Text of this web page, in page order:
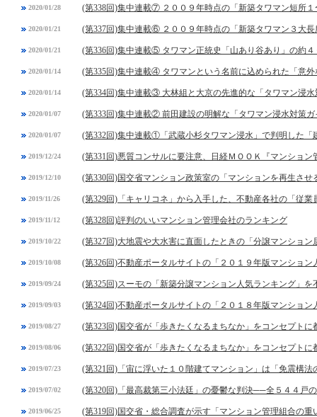
2020/01/28 (第338回)集中連載⑦ ２００９年時点の「新築タワマン短所
2020/01/21 (第337回)集中連載⑥ ２００９年時点の「新築タワマン３大長
2020/01/21 (第336回)集中連載⑤ タワマン正統史「山あり谷あり」の約４
2020/01/14 (第335回)集中連載④ タワマンという名前に込められた「意外
2020/01/14 (第334回)集中連載③ 大林組と大京の先進的な「タワマン浸
2020/01/07 (第333回)集中連載② 前田建設の明解な「タワマン浸水対策
2020/01/07 (第332回)集中連載①「武蔵小杉タワマン浸水」で判明した「
2019/12/24 (第331回)悪質コンサルに要注意、日経ＭＯＯＫ『マンション
2019/12/10 (第330回)国交省マンション政策室の「マンションを再生させ
2019/11/26 (第329回)「キャリコネ」から入手した、不動産各社の「従業
2019/11/12 (第328回)評判のいいマンション管理会社のランキング
2019/10/22 (第327回)大地震や大水害に直面したときの「分譲マンション
2019/10/08 (第326回)不動産ポータルサイトの「２０１９年版マンショ
2019/09/24 (第325回)スーモの「新築分譲マンション人気ランキング」
2019/09/03 (第324回)不動産ポータルサイトの「２０１８年版マンショ
2019/08/27 (第323回)国交省が「歩きたくなるまちなか」をコンセプトに
2019/08/06 (第322回)国交省が「歩きたくなるまちなか」をコンセプトに
2019/07/23 (第321回)「宙に浮いた１０階建てマンション」は「免震構法
2019/07/02 (第320回)「最高裁第三小法廷」の憂鬱な判決──全５４４戸
2019/06/25 (第319回)国交省・総合調査が示す「マンション管理組合の重